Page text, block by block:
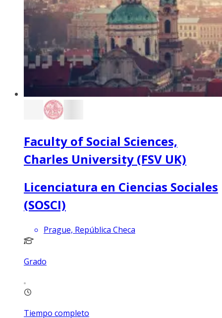
Faculty of Social Sciences,
Charles University (FSV UK)
Licenciatura en Ciencias Sociales
(SOSCI)
Prague, República Checa
Grado
Tiempo completo